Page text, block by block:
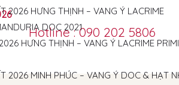
Hotline : 090 202 5806
HƯNG THỊNH – VANG Ý LACRIME